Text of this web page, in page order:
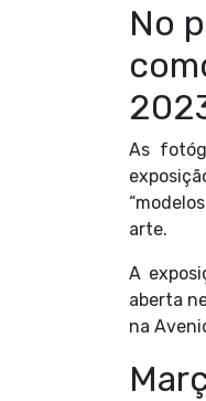
No
As
arte.
A
aberta
na